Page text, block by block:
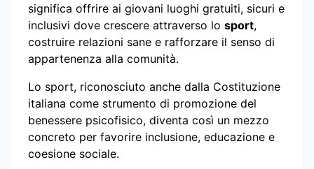
significa offrire ai giovani luoghi gratuiti, sicuri e
inclusivi dove crescere attraverso lo sport,
costruire relazioni sane e rafforzare il senso di
appartenenza alla comunità.
Lo sport, riconosciuto anche dalla Costituzione
italiana come strumento di promozione del
benessere psicofisico, diventa così un mezzo
concreto per favorire inclusione, educazione e
coesione sociale.